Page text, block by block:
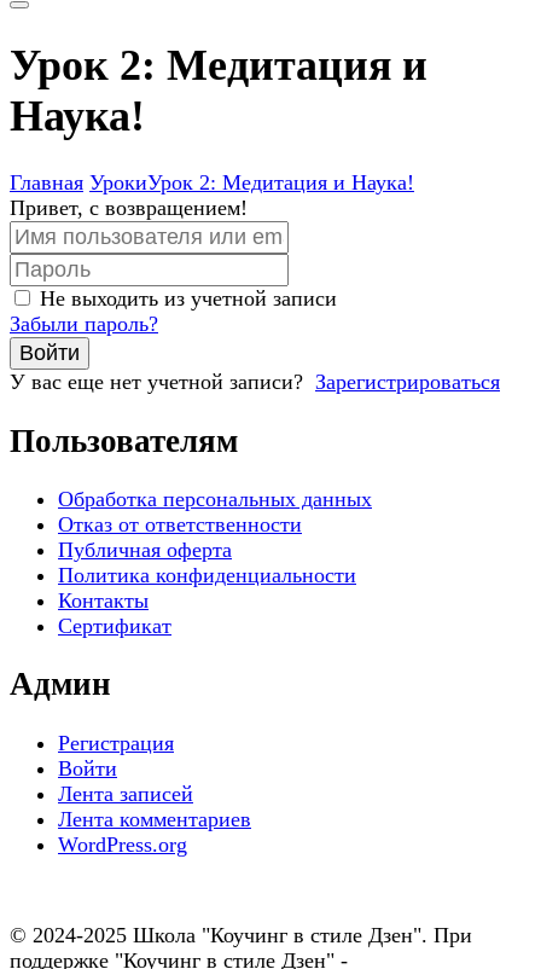
Урок 2: Медитация и
Наука!
Главная УрокиУрок 2: Медитация и Наука!
Привет, с возвращением!
Не выходить из учетной записи
Забыли пароль?
Войти
У вас еще нет учетной записи? Зарегистрироваться
Пользователям
Обработка персональных данных
Отказ от ответственности
Публичная оферта
Политика конфиденциальности
Контакты
Сертификат
Админ
Регистрация
Войти
Лента записей
Лента комментариев
WordPress.org
© 2024-2025 Школа "Коучинг в стиле Дзен". При
поддержке "Коучинг в стиле Дзен" -